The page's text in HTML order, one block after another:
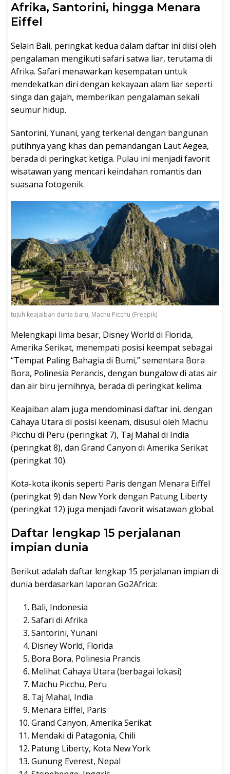
Afrika, Santorini, hingga Menara
Eiffel
Selain Bali, peringkat kedua dalam daftar ini diisi oleh
pengalaman mengikuti safari satwa liar, terutama di
Afrika. Safari menawarkan kesempatan untuk
mendekatkan diri dengan kekayaan alam liar seperti
singa dan gajah, memberikan pengalaman sekali
seumur hidup.
Santorini, Yunani, yang terkenal dengan bangunan
putihnya yang khas dan pemandangan Laut Aegea,
berada di peringkat ketiga. Pulau ini menjadi favorit
wisatawan yang mencari keindahan romantis dan
suasana fotogenik.
tujuh keajaiban dunia baru, Machu Picchu (Freepik)
Melengkapi lima besar, Disney World di Florida,
Amerika Serikat, menempati posisi keempat sebagai
“Tempat Paling Bahagia di Bumi,” sementara Bora
Bora, Polinesia Perancis, dengan bungalow di atas air
dan air biru jernihnya, berada di peringkat kelima.
Keajaiban alam juga mendominasi daftar ini, dengan
Cahaya Utara di posisi keenam, disusul oleh Machu
Picchu di Peru (peringkat 7), Taj Mahal di India
(peringkat 8), dan Grand Canyon di Amerika Serikat
(peringkat 10).
Kota-kota ikonis seperti Paris dengan Menara Eiffel
(peringkat 9) dan New York dengan Patung Liberty
(peringkat 12) juga menjadi favorit wisatawan global.
Daftar lengkap 15 perjalanan
impian dunia
Berikut adalah daftar lengkap 15 perjalanan impian di
dunia berdasarkan laporan Go2Africa:
Bali, Indonesia
Safari di Afrika
Santorini, Yunani
Disney World, Florida
Bora Bora, Polinesia Prancis
Melihat Cahaya Utara (berbagai lokasi)
Machu Picchu, Peru
Taj Mahal, India
Menara Eiffel, Paris
Grand Canyon, Amerika Serikat
Mendaki di Patagonia, Chili
Patung Liberty, Kota New York
Gunung Everest, Nepal